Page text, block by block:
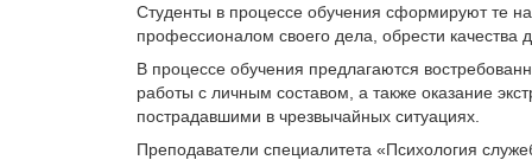
Студенты в процессе обучения сформируют те
профессионалом своего дела, обрести качества
В процессе обучения предлагаются
работы с личным составом, а также оказание
пострадавшими в чрезвычайных ситуациях.
Преподаватели специалитета «Психология